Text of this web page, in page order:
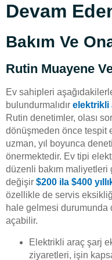
Devam
Bakım Ve
Rutin Muayene
Ev sahipleri
bulundurmalıdır elektrikli
Rutin denetimler, olası
dönüşmeden önce tespit
uzman, yıl boyunca
önermektedir. Ev tipi
düzenli bakım maliyetleri
değişir $200 ila $400
özellikle de servis
hale gelmesi durumunda
açabilir.
Elektrikli araç şarj
ziyaretleri, işin